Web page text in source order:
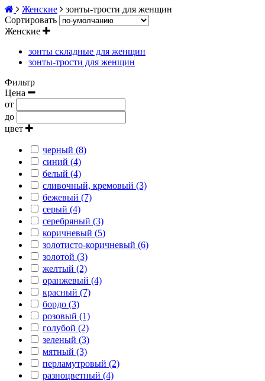
Женские
зонты-трости для женщин
Сортировать
Женские
зонты складные для женщин
зонты-трости для женщин
Фильтр
Цена
от
до
цвет
черный (8)
синий (4)
белый (4)
сливочный, кремовый (3)
бежевый (7)
серый (4)
серебряный (3)
коричневый (5)
золотисто-коричневый (6)
золотой (3)
желтый (2)
оранжевый (4)
красный (7)
бордо (3)
розовый (1)
голубой (2)
зеленый (3)
мятный (3)
перламутровый (2)
разноцветный (4)